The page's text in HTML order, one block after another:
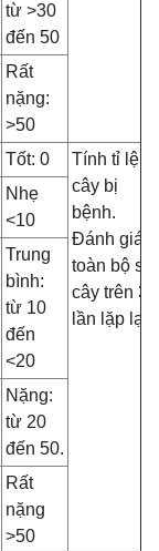
từ >30
đến 50
Rất
nặng:
>50
Tốt: 0
Tính tỉ lệ
cây bị
bệnh.
Đánh giá
toàn bộ số
cây trên 3
lần lặp lại
Nhẹ
<10
Trung
bình:
từ 10
đến
<20
Nặng:
từ 20
đến 50.
Rất
nặng
>50